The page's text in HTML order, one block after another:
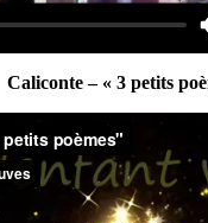
Caliconte – « 3 petits